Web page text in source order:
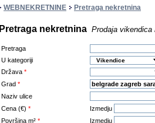
WEBNEKRETNINE Pretraga nekretnina
Pretraga nekretnina Prodaja vikendica
Pretraga
U kategoriji
Država *
Grad *
Naziv ulice
Cena (€) *
Izmedju
Površina m² *
Izmedju